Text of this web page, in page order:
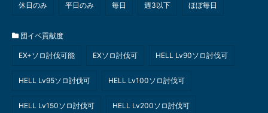
休日のみ 平日のみ 毎日 週3以下 ほぼ毎日
団イベ貢献度
EX+ソロ討伐可能 EXソロ討伐可 HELL Lv90ソロ討伐可
HELL Lv95ソロ討伐可 HELL Lv100ソロ討伐可
HELL Lv150ソロ討伐可 HELL Lv200ソロ討伐可